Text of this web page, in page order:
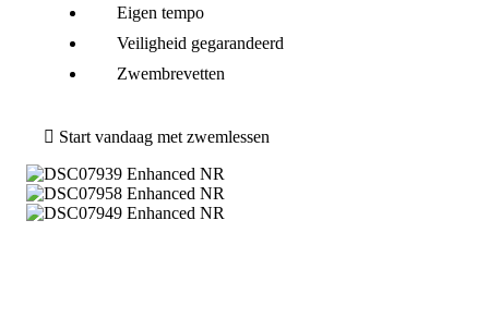
Eigen tempo
Veiligheid gegarandeerd
Zwembrevetten
Start vandaag met zwemlessen